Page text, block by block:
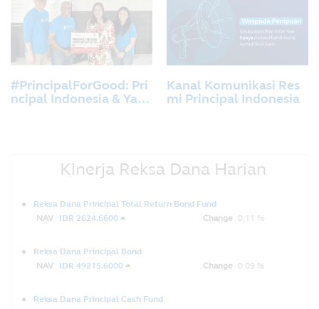
ank KEB Hana Indonesi
#PrincipalForGood: Pri
ncipal Indonesia & Yaya
Kanal Komunikasi Res
mi Principal Indonesia
Kinerja Reksa Dana Harian
Reksa Dana Principal Total Return Bond Fund
NAV
IDR 2624.6600 Change 0.11 %
Reksa Dana Principal Bond
NAV
IDR 49215.6000 Change 0.09 %
Reksa Dana Principal Cash Fund